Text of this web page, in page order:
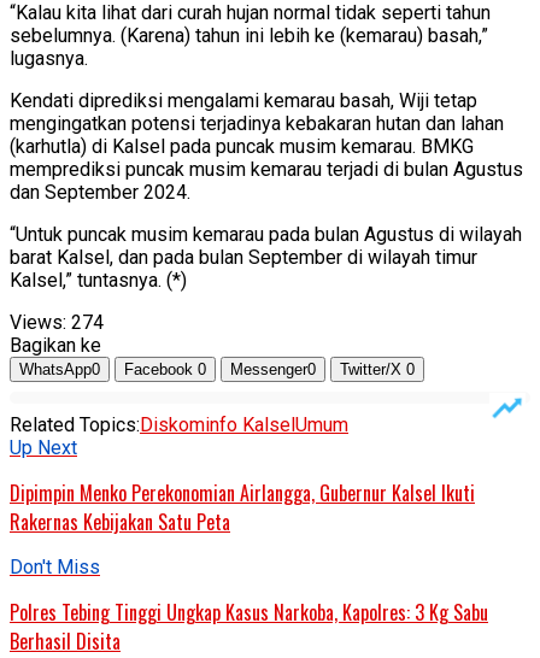
“Kalau kita lihat dari curah hujan normal tidak seperti tahun
sebelumnya. (Karena) tahun ini lebih ke (kemarau) basah,”
lugasnya.
Kendati diprediksi mengalami kemarau basah, Wiji tetap
mengingatkan potensi terjadinya kebakaran hutan dan lahan
(karhutla) di Kalsel pada puncak musim kemarau. BMKG
memprediksi puncak musim kemarau terjadi di bulan Agustus
dan September 2024.
“Untuk puncak musim kemarau pada bulan Agustus di wilayah
barat Kalsel, dan pada bulan September di wilayah timur
Kalsel,” tuntasnya. (*)
Views: 274
Bagikan ke
WhatsApp0 Facebook 0 Messenger0 Twitter/X 0
Related Topics: Diskominfo Kalsel Umum
Up Next
Dipimpin Menko Perekonomian Airlangga, Gubernur Kalsel Ikuti
Rakernas Kebijakan Satu Peta
Don't Miss
Polres Tebing Tinggi Ungkap Kasus Narkoba, Kapolres: 3 Kg Sabu
Berhasil Disita